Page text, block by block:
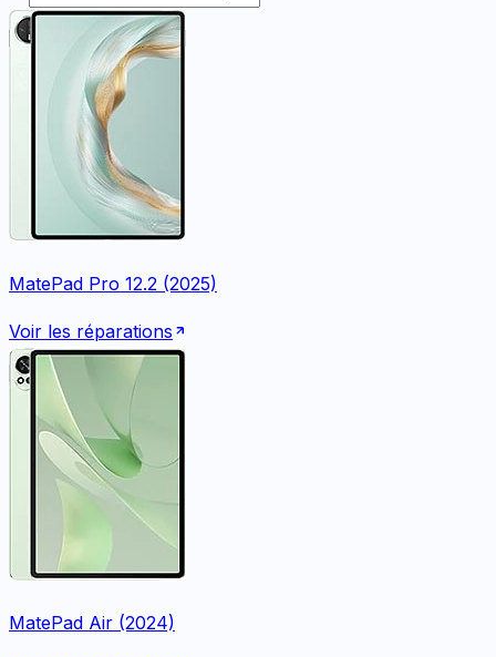
MatePad Pro 12.2 (2025)
Voir les réparations
MatePad Air (2024)